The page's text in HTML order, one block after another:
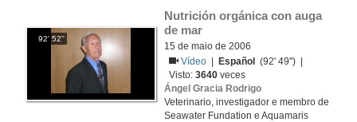
92' 52''
Nutrición orgánica con auga
de mar
15 de maio de 2006
Vídeo
Español
(92' 49'') |
Visto:3640 veces
Ángel Gracia Rodrigo
Veterinario, investigador e membro de
Seawater Fundation e Aquamaris